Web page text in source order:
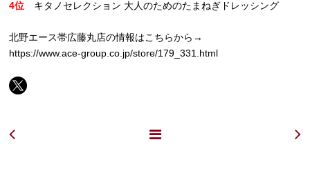
4位 キタノセレクション 大人のためのたまねぎドレッシング
北野エース帯広藤丸店の情報はこちらから→
https://www.ace-group.co.jp/store/179_331.html